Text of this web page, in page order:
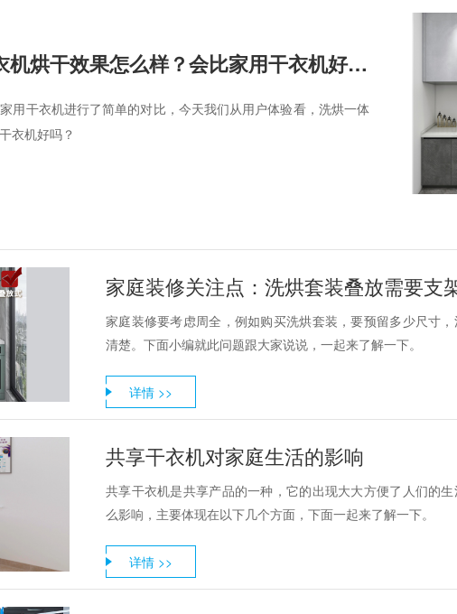
洗烘一体洗衣机烘干效果怎么样？会比家用干衣机好吗？
用干衣机进行了简单的对比，今天我们从用户体验看，洗烘一体
衣机好吗？
家庭装修关注点：洗烘套装叠放需要支
家庭装修要考虑周全，例如购买洗烘套装，要预留多少尺寸
清楚。下面小编就此问题跟大家说说，一起来了解一下。
详情 >>
共享干衣机对家庭生活的影响
共享干衣机是共享产品的一种，它的出现大大方便了人们的
么影响，主要体现在以下几个方面，下面一起来了解一下。
详情 >>